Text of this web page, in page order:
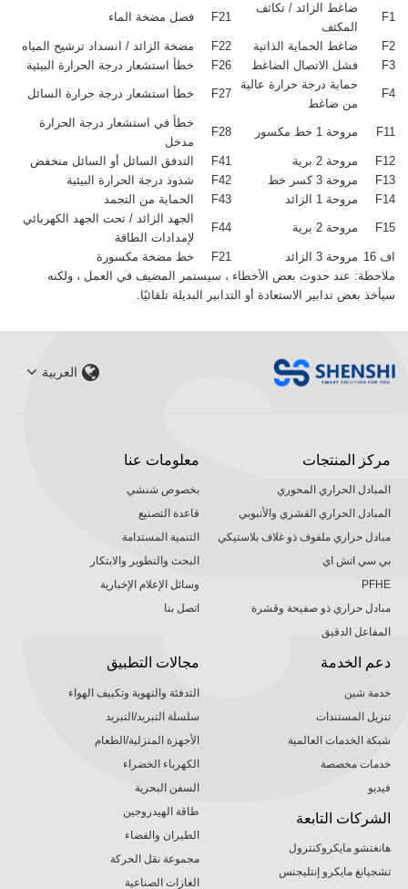
F1
ضاغط الزائد / تكاثف
المكثف
F21 فصل مضخة الماء
F2 ضاغط الحماية الذاتية F22
مضخة الزائد / انسداد ترشيح المياه
F3
فشل الاتصال الضاغط F26 خطأ استشعار درجة الحرارة البيئية
F4
حماية درجة حرارة عالية
من ضاغط
F27 خطأ استشعار درجة حرارة السائل
F11 مروحة 1 خط مكسور F28
خطأ في استشعار درجة الحرارة
مدخل
F12
مروحة 2 برية F41
التدفق السائل أو السائل منخفض
F13
مروحة 3 كسر خط F42
شذوذ درجة الحرارة البيئية
F14
مروحة 1 الزائد F43 الحماية من التجمد
F15 مروحة 2 برية F44
الجهد الزائد / تحت الجهد الكهربائي
لإمدادات الطاقة
اف 16
مروحة 3 الزائد F21
خط مضخة مكسورة
ملاحظة: عند حدوث بعض الأخطاء ، سيستمر المضيف في العمل ، ولكنه
سيأخذ بعض تدابير الاستعادة أو التدابير البديلة تلقائيًا.
العربية
معلومات عنا
بخصوص شنشي
قاعدة التصنيع
التنمية المستدامة
البحث والتطوير والابتكار
وسائل الإعلام الإخبارية
اتصل بنا
مركز المنتجات
المبادل الحراري المحوري
المبادل الحراري القشري والأنبوبي
مبادل حراري ملفوف ذو غلاف بلاستيكي
بي سي اتش اي
PFHE
مبادل حراري ذو صفيحة وقشرة
المفاعل الدقيق
مجالات التطبيق
التدفئة والتهوية وتكييف الهواء
سلسلة التبريد/التبريد
الأجهزة المنزلية/الطعام
الكهرباء الخضراء
السفن البحرية
طاقة الهيدروجين
الطيران والفضاء
مجموعة نقل الحركة
الغازات الصناعية
دعم الخدمة
خدمة شين
تنزيل المستندات
شبكة الخدمات العالمية
خدمات مخصصة
فيديو
الشركات التابعة
هانغتشو مايكروكنترول
تشجيانغ مايكرو إنتليجنس